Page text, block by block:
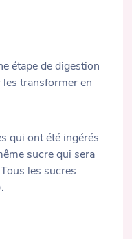
étape de digestion
les transformer en
qui ont été ingérés
sucre qui sera
les sucres